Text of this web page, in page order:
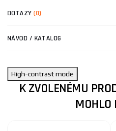
DOTAZY(0)
NÁVOD / KATALOG
High-contrast mode
K ZVOLENÉMU
MOHLO